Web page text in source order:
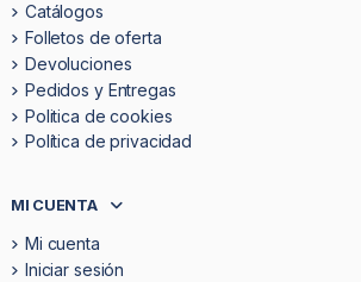
Catálogos
Folletos de oferta
Devoluciones
Pedidos y Entregas
Politica de cookies
Política de privacidad
MI CUENTA
Mi cuenta
Iniciar sesión